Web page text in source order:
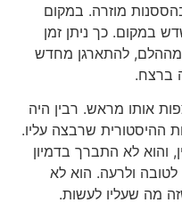
מוזרה. במקום
במקום. כך ניתן זמן
מההלם, להתארגן מחדש
ברצח.
אותו מראש. רבין היה
ההיסטורית שרבצה עליו.
והוא לא התברך בדמיון
ולרעה. הוא לא
מה שעליו לעשות.